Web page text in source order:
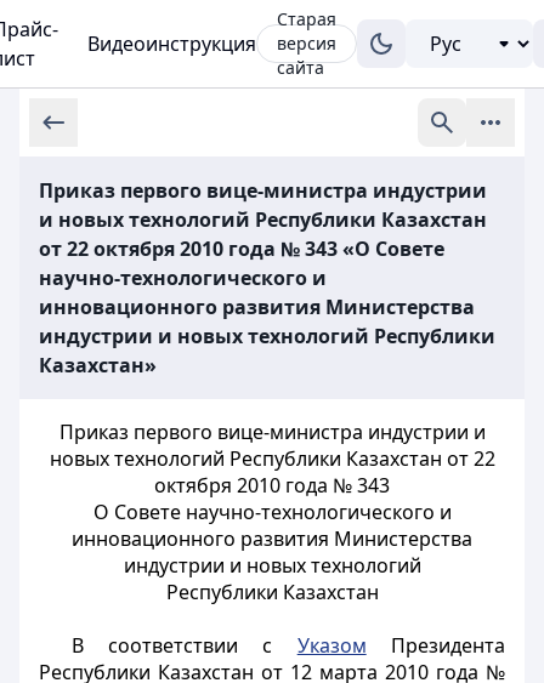
Видеоинструкция
Старая
версия
сайта
Приказ первого вице-министра индустрии
и новых технологий Республики Казахстан
от 22 октября 2010 года № 343 «О Совете
научно-технологического и
инновационного развития Министерства
индустрии и новых технологий Республики
Казахстан»
Приказ первого вице-министра индустрии и
новых технологий Республики Казахстан от 22
октября 2010 года № 343
О Совете научно-технологического и
инновационного развития Министерства
индустрии и новых технологий
Республики Казахстан
В соответствии с Указом Президента
Республики Казахстан от 12 марта 2010 года №